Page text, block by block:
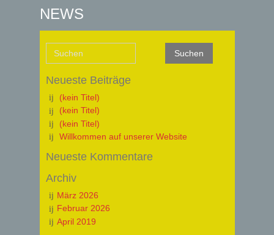
NEWS
Neueste Beiträge
(kein Titel)
(kein Titel)
(kein Titel)
Willkommen auf unserer Website
Neueste Kommentare
Archiv
März 2026
Februar 2026
April 2019